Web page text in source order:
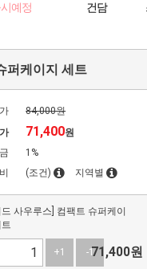
예정 건담
퍼케이지 세트
84,000원
71,400원
1%
(조건) 지역별
드 사우루스] 컴팩트 슈퍼케이
+1 -171,400원